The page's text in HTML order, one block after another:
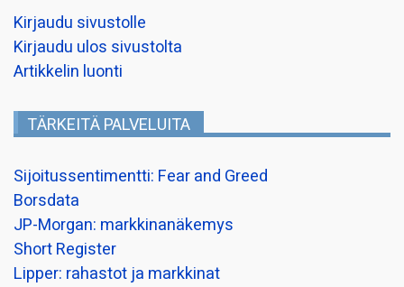
Kirjaudu sivustolle
Kirjaudu ulos sivustolta
Artikkelin luonti
TÄRKEITÄ PALVELUITA
Sijoitussentimentti: Fear and Greed
Borsdata
JP-Morgan: markkinanäkemys
Short Register
Lipper: rahastot ja markkinat